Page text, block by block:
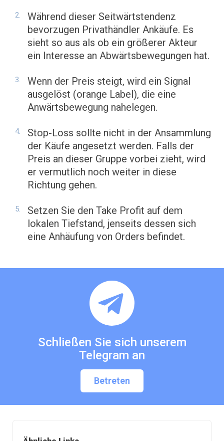
Während dieser Seitwärtstendenz
bevorzugen Privathändler Ankäufe. Es
sieht so aus als ob ein größerer Akteur
ein Interesse an Abwärtsbewegungen hat.
Wenn der Preis steigt, wird ein Signal
ausgelöst (orange Label), die eine
Anwärtsbewegung nahelegen.
Stop-Loss sollte nicht in der Ansammlung
der Käufe angesetzt werden. Falls der
Preis an dieser Gruppe vorbei zieht, wird
er vermutlich noch weiter in diese
Richtung gehen.
Setzen Sie den Take Profit auf dem
lokalen Tiefstand, jenseits dessen sich
eine Anhäufung von Orders befindet.
Schließen Sie sich unserem
Telegram an
Betreten